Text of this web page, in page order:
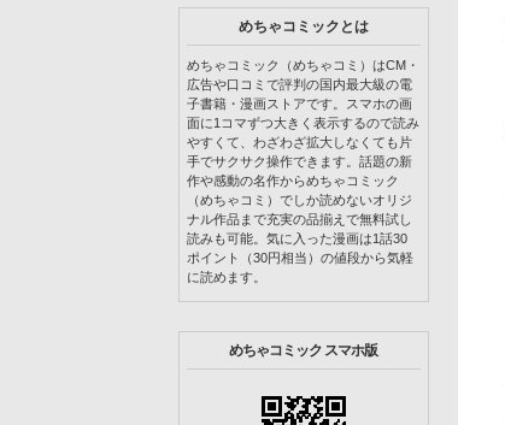
めちゃコミックとは
めちゃコミック（めちゃコミ）はCM・
広告や口コミで評判の国内最大級の電
子書籍・漫画ストアです。スマホの画
面に1コマずつ大きく表示するので読み
やすくて、わざわざ拡大しなくても片
手でサクサク操作できます。話題の新
作や感動の名作からめちゃコミック
（めちゃコミ）でしか読めないオリジ
ナル作品まで充実の品揃えで無料試し
読みも可能。気に入った漫画は1話30
ポイント（30円相当）の値段から気軽
に読めます。
めちゃコミック スマホ版